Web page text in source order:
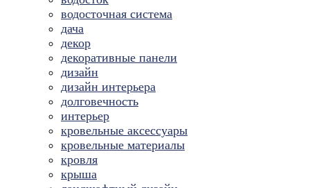
водосточная система
дача
декор
декоративные панели
дизайн
дизайн интерьера
долговечность
интерьер
кровельные аксессуары
кровельные материалы
кровля
крыша